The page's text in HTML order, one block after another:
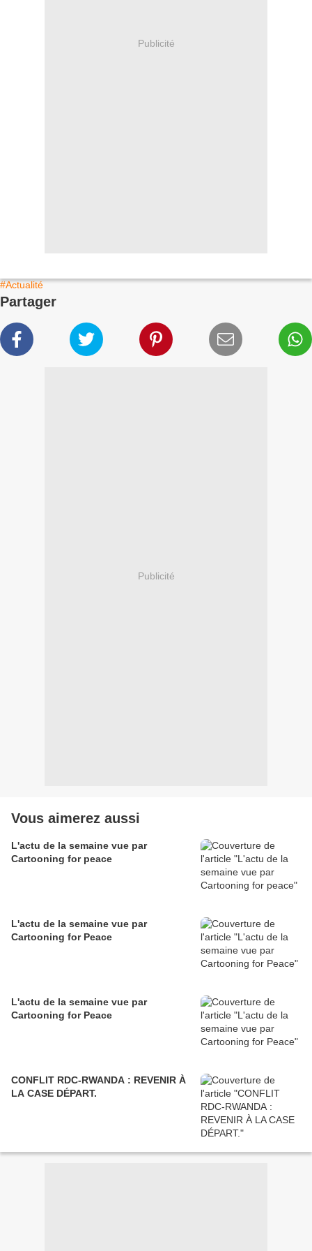
Publicité
#Actualité
Partager
Publicité
Vous aimerez aussi
L'actu de la semaine vue par
Cartooning for peace
L'actu de la semaine vue par
Cartooning for Peace
L'actu de la semaine vue par
Cartooning for Peace
CONFLIT RDC-RWANDA : REVENIR À
LA CASE DÉPART.